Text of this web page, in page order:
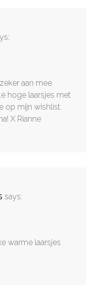
aan mee
hoge laarsjes met
op mijn wishlist.
X Rianne
says:
warme laarsjes